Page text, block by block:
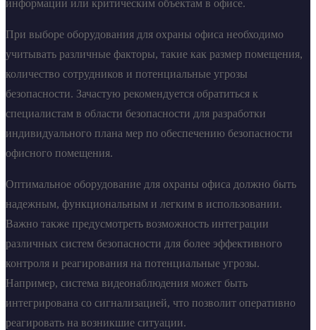
информации или критическим объектам в офисе.
При выборе оборудования для охраны офиса необходимо
учитывать различные факторы, такие как размер помещения,
количество сотрудников и потенциальные угрозы
безопасности. Зачастую рекомендуется обратиться к
специалистам в области безопасности для разработки
индивидуального плана мер по обеспечению безопасности
офисного помещения.
Оптимальное оборудование для охраны офиса должно быть
надежным, функциональным и легким в использовании.
Важно также предусмотреть возможность интеграции
различных систем безопасности для более эффективного
контроля и реагирования на потенциальные угрозы.
Например, система видеонаблюдения может быть
интегрирована со сигнализацией, что позволит оперативно
реагировать на возникшие ситуации.